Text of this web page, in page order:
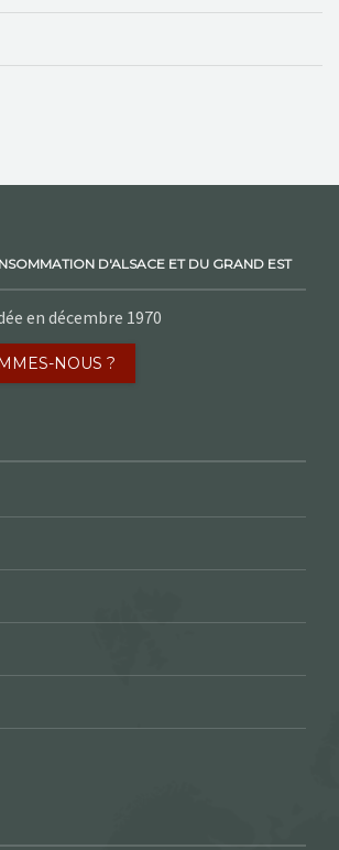
D'ALSACE ET DU GRAND EST
en décembre 1970
NOUS ?